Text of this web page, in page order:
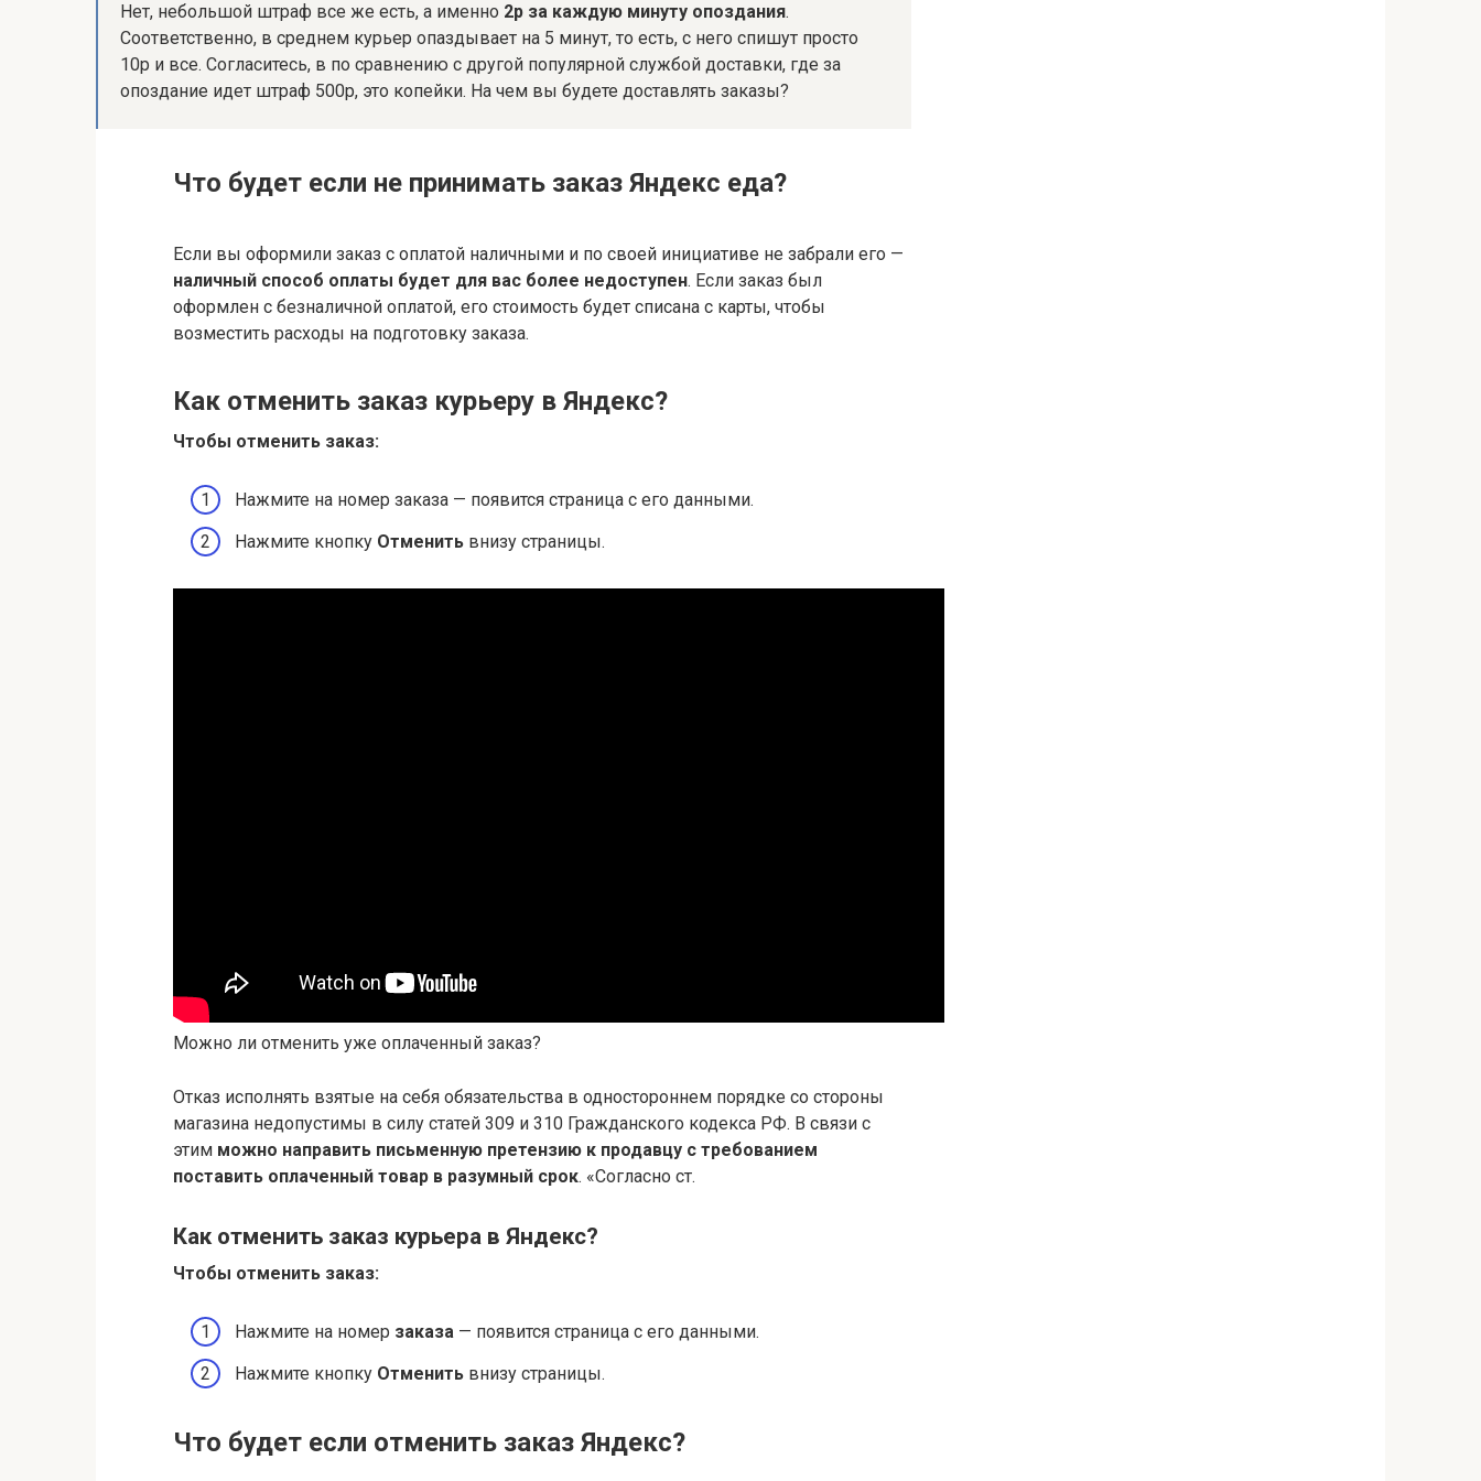
Нет, небольшой штраф все же есть, а именно 2р за каждую минуту опоздания.
Соответственно, в среднем курьер опаздывает на 5 минут, то есть, с него спишут просто
10р и все. Согласитесь, в по сравнению с другой популярной службой доставки, где за
опоздание идет штраф 500р, это копейки. На чем вы будете доставлять заказы?
Что будет если не принимать заказ Яндекс еда?
Если вы оформили заказ с оплатой наличными и по своей инициативе не забрали его —
наличный способ оплаты будет для вас более недоступен. Если заказ был
оформлен с безналичной оплатой, его стоимость будет списана с карты, чтобы
возместить расходы на подготовку заказа.
Как отменить заказ курьеру в Яндекс?
Чтобы отменить заказ:
Нажмите на номер заказа — появится страница с его данными.
Нажмите кнопку Отменить внизу страницы.
Можно ли отменить уже оплаченный заказ?
Отказ исполнять взятые на себя обязательства в одностороннем порядке со стороны
магазина недопустимы в силу статей 309 и 310 Гражданского кодекса РФ. В связи с
этим можно направить письменную претензию к продавцу с требованием
поставить оплаченный товар в разумный срок. «Согласно ст.
Как отменить заказ курьера в Яндекс?
Чтобы отменить заказ:
Нажмите на номер заказа — появится страница с его данными.
Нажмите кнопку Отменить внизу страницы.
Что будет если отменить заказ Яндекс?